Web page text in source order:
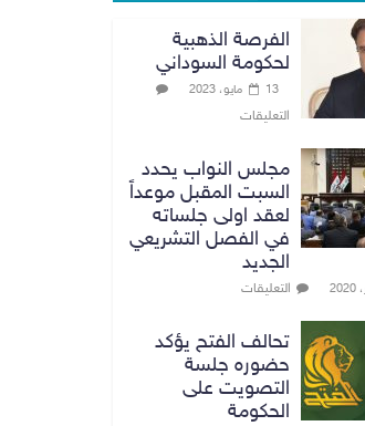
الفرصة الذهبية
لحكومة السوداني
13 مايو، 2023
التعليقات
مجلس النواب يحدد
السبت المقبل موعداً
لعقد اولى جلساته
في الفصل التشريعي
الجديد
التعليقات
تحالف الفتح يؤكد
حضوره جلسة
التصويت على
الحكومة